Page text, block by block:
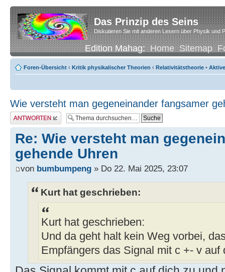
Das Prinzip des Seins
Diskutieren Sie mit anderen Lesern über Physik und
Edition Mahag:Home Sitemap
Foren-Übersicht ‹ Kritik physikalischer Theorien ‹ Relativitätstheorie •
Wie versteht man gegeneinander fangsamer
Antwort erstellen
Re: Wie versteht man
gehende Uhren
von bumbumpeng » Do 22. Mai 2025, 23:07
Kurt hat geschrieben:
Kurt hat geschrieben:
Und da geht halt kein Weg vorbei,
Empfängers das Signal mit c +- v auf